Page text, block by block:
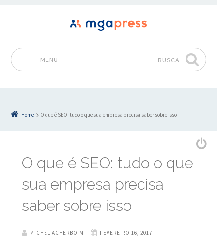
MENU BUSCA
Home O que é SEO: tudo o que sua empresa precisa saber sobre isso
O que é SEO: tudo o que
sua empresa precisa
saber sobre isso
MICHEL ACHERBOIM
FEVEREIRO 16, 2017